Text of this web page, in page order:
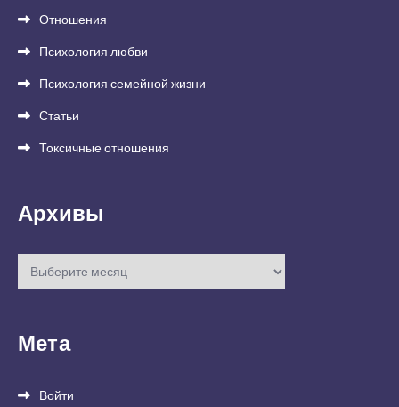
Отношения
Психология любви
Психология семейной жизни
Статьи
Токсичные отношения
Архивы
Архивы
Мета
Войти